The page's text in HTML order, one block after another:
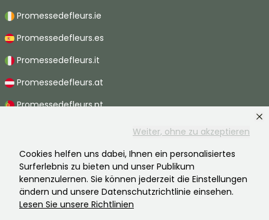
Weiter, ohne zu akzeptieren
Cookies helfen uns dabei, Ihnen ein personalisiertes
Surferlebnis zu bieten und unser Publikum
kennenzulernen. Sie können jederzeit die Einstellungen
ändern und unsere Datenschutzrichtlinie einsehen.
Lesen Sie unsere Richtlinien
Promessedefleurs.ie
Promessedefleurs.es
Promessedefleurs.it
Promessedefleurs.at
Promessedefleurs.pt
Promessedefleurs.be
Promessedefleurs.ch